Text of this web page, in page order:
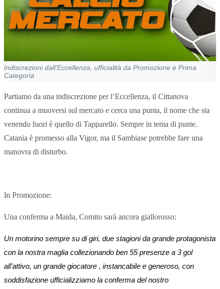
Indiscrezioni dall'Eccellenza, ufficialità da Promozione e Prima
Categoria
Partiamo da una indiscrezione per l’Eccellenza, il Cittanova
continua a muoversi sul mercato e cerca una punta, il nome che sta
venendo fuori è quello di Tapparello. Sempre in tema di punte.
Catania è promesso alla Vigor, ma il Sambiase potrebbe fare una
manovra di disturbo.
In Promozione:
Una conferma a Maida, Comito sarà ancora giallorosso:
Un motorino sempre su di giri, due stagioni da grande protagonista
con la nostra maglia collezionando ben 55 presenze a 3 gol
all’attivo, un grande giocatore , instancabile e generoso, con
soddisfazione ufficializziamo la conferma del nostro